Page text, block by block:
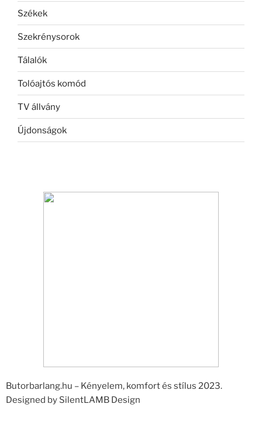
Székek
Szekrénysorok
Tálalók
Tolóajtós komód
TV állvány
Újdonságok
Butorbarlang.hu – Kényelem, komfort és stílus 2023.
Designed by SilentLAMB Design